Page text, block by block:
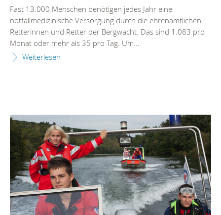
Fast 13.000 Menschen benötigen jedes Jahr eine
notfallmedizinische Versorgung durch die ehrenamtlichen
Retterinnen und Retter der Bergwacht. Das sind 1.083 pro
Monat oder mehr als 35 pro Tag. Um...
Weiterlesen